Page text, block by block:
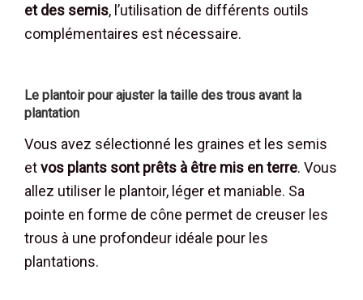
et des semis, l’utilisation de différents outils
complémentaires est nécessaire.
Le plantoir pour ajuster la taille des trous avant la
plantation
Vous avez sélectionné les graines et les semis
etvos plants sont prêts à être mis en terre. Vous
allez utiliser le plantoir, léger et maniable. Sa
pointe en forme de cône permet de creuser les
trous à une profondeur idéale pour les
plantations.